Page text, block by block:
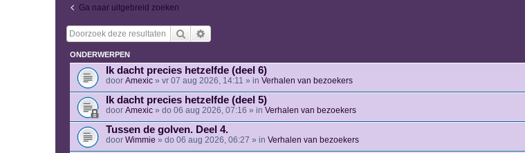
Ga naar uitgebreid zoeken
Zoek
ONDERWERPEN
Ik dacht precies hetzelfde (deel 6)
door Amexic » vr 07 aug 2026, 14:11 » in Verhalen van bezoekers
Ik dacht precies hetzelfde (deel 5)
door Amexic » do 06 aug 2026, 07:16 » in Verhalen van bezoekers
Tussen de golven. Deel 4.
door Wimmie » do 06 aug 2026, 06:27 » in Verhalen van bezoekers